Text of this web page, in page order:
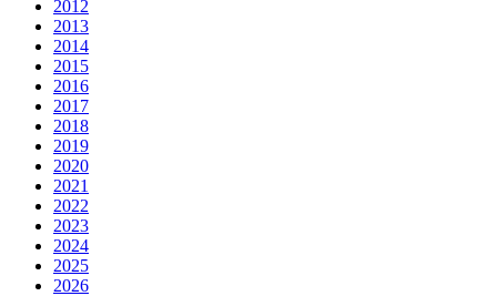
2012
2013
2014
2015
2016
2017
2018
2019
2020
2021
2022
2023
2024
2025
2026